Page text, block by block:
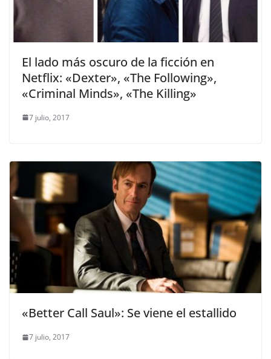
El lado más oscuro de la ficción en
Netflix: «Dexter», «The Following»,
«Criminal Minds», «The Killing»
7 julio, 2017
«Better Call Saul»: Se viene el estallido
7 julio, 2017